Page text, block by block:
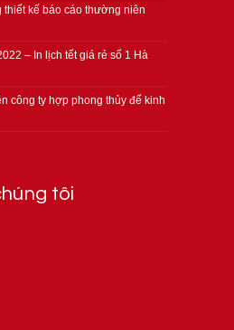
thiết kế báo cáo thường niên
– In lịch tết giá rẻ số 1 Hà
công ty hợp phong thủy để kinh
tôi